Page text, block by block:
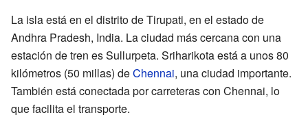
La isla está en el distrito de Tirupati, en el estado de
Andhra Pradesh, India. La ciudad más cercana con una
estación de tren es Sullurpeta. Sriharikota está a unos 80
kilómetros (50 millas) deChennai, una ciudad importante.
También está conectada por carreteras con Chennai, lo
que facilita el transporte.